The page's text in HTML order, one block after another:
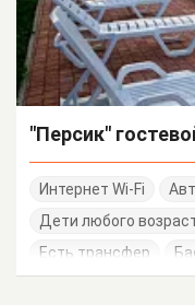
"Персик"
Интернет Wi-Fi
Дети любого
Есть трансфер